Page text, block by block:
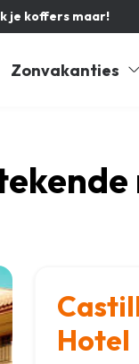
je koffers maar!
Zonvakanties
Hotel